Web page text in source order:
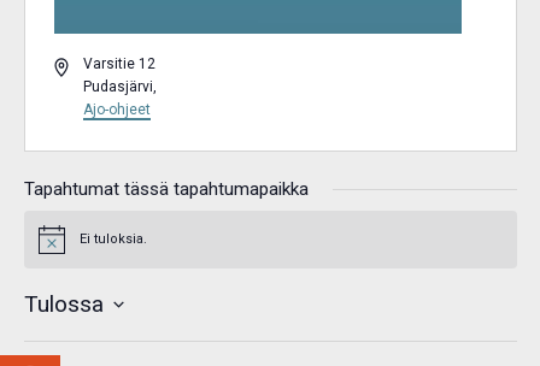
OsoiteVarsitie 12
Pudasjärvi,
Ajo-ohjeet
Tapahtumat tässä tapahtumapaikka
Notice Ei tuloksia.
Tulossa
Valitse